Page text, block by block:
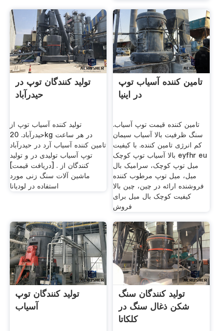
تولید کنندگان توپ در
حیدرآباد
تولید کننده آسیاب توپ از
حیدرآباد. 20kg در هر ساعت
تامین کننده آسیاب آرد در حیدرآباد
توپ آسیاب تولیدی در و تولید
کنندگان از . [دریافت قیمت]
ماشین آلات سنگ زنی مورد
استفاده در لودیانا
تامین کننده آسیاب توپ
در اینیا
تامین کننده قیمت توپ آسیاب.
سنگ ظرفیت بالا آسیاب سیمان
کم انرژی تامین کننده. با کیفیت
بالا آسیاب توپ کوچک eyfhr eu
میل توپ کوچک، سرامیک بال
میل، میل توپ مرطوب کننده
فروشنده ارائه در چین، چین بالا
کیفیت کوچک بال میل برای
فروش
تولید کنندگان توپ
آسیاب
تولید کنندگان سنگ
شکن ذغال سنگ در
کلکاتا